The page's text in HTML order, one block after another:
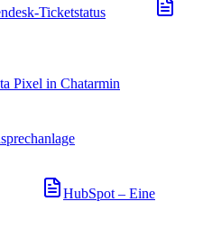
Ticketstatus
Pixel in Chatarmin
HubSpot – Eine